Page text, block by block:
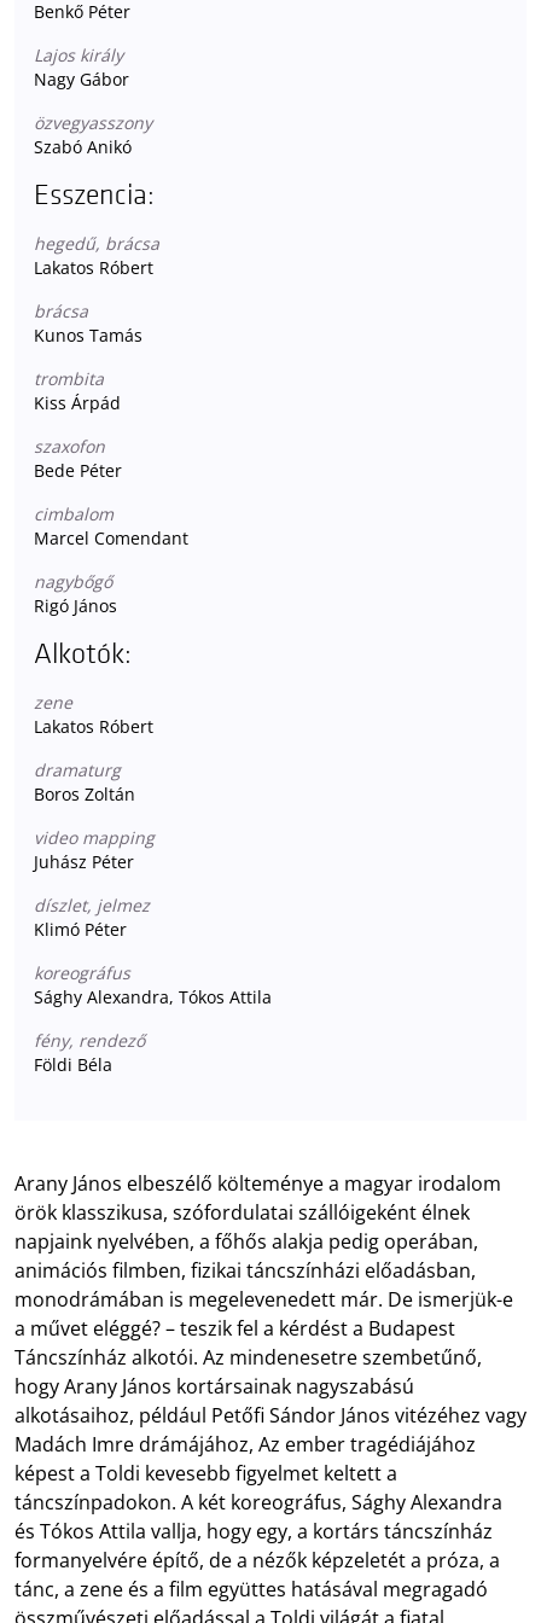
Benkő Péter
Lajos király
Nagy Gábor
özvegyasszony
Szabó Anikó
Esszencia:
hegedű, brácsa
Lakatos Róbert
brácsa
Kunos Tamás
trombita
Kiss Árpád
szaxofon
Bede Péter
cimbalom
Marcel Comendant
nagybőgő
Rigó János
Alkotók:
zene
Lakatos Róbert
dramaturg
Boros Zoltán
video mapping
Juhász Péter
díszlet, jelmez
Klimó Péter
koreográfus
Sághy Alexandra, Tókos Attila
fény, rendező
Földi Béla
Arany János elbeszélő költeménye a magyar irodalom
örök klasszikusa, szófordulatai szállóigeként élnek
napjaink nyelvében, a főhős alakja pedig operában,
animációs filmben, fizikai táncszínházi előadásban,
monodrámában is megelevenedett már. De ismerjük-e
a művet eléggé? – teszik fel a kérdést a Budapest
Táncszínház alkotói. Az mindenesetre szembetűnő,
hogy Arany János kortársainak nagyszabású
alkotásaihoz, például Petőfi Sándor János vitézéhez vagy
Madách Imre drámájához, Az ember tragédiájához
képest a Toldi kevesebb figyelmet keltett a
táncszínpadokon. A két koreográfus, Sághy Alexandra
és Tókos Attila vallja, hogy egy, a kortárs táncszínház
formanyelvére építő, de a nézők képzeletét a próza, a
tánc, a zene és a film együttes hatásával megragadó